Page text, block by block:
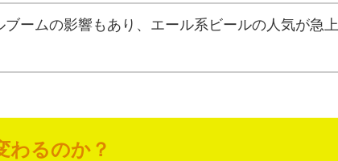
ームの影響もあり、エール系ビールの人気が急上
わるのか？